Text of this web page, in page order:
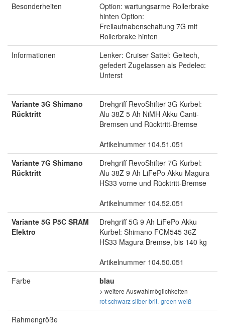
Besonderheiten
Option: wartungsarme Rollerbrake
hinten Option:
Freilaufnabenschaltung 7G mit
Rollerbrake hinten
Informationen
Lenker: Cruiser Sattel: Geltech,
gefedert Zugelassen als Pedelec:
Unterst
Variante 3G Shimano
Rücktritt
Drehgriff RevoShifter 3G Kurbel:
Alu 38Z 5 Ah NiMH Akku Canti-
Bremsen und Rücktritt-Bremse
Artikelnummer 104.51.051
Variante 7G Shimano
Rücktritt
Drehgriff RevoShifter 7G Kurbel:
Alu 38Z 9 Ah LiFePo Akku Magura
HS33 vorne und Rücktritt-Bremse
Artikelnummer 104.52.051
Variante 5G P5C SRAM
Elektro
Drehgriff 5G 9 Ah LiFePo Akku
Kurbel: Shimano FCM545 36Z
HS33 Magura Bremse, bis 140 kg
Artikelnummer 104.50.051
Farbe
blau
> weitere Auswahlmöglichkeiten
rotschwarzsilberbrit.-green weiß
Rahmengröße